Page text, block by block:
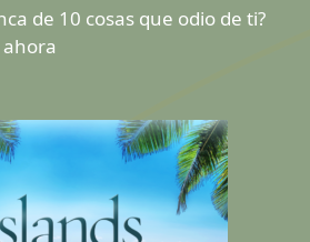
de 10 cosas que odio de ti?
ahora